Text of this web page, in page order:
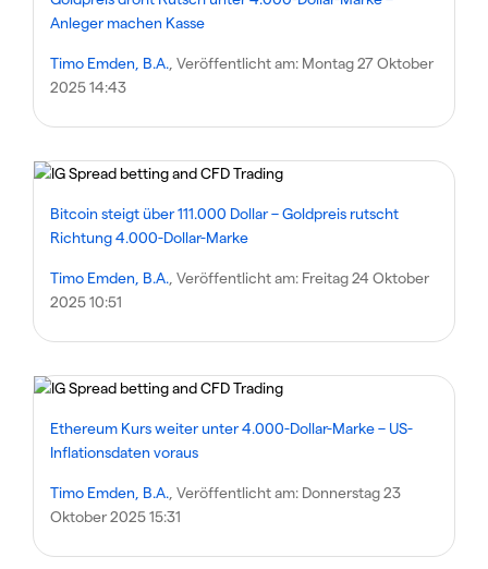
Anleger machen Kasse
Timo Emden, B.A. , Veröffentlicht am: Montag 27 Oktober
2025 14:43
Bitcoin steigt über 111.000 Dollar – Goldpreis rutscht
Richtung 4.000-Dollar-Marke
Timo Emden, B.A. , Veröffentlicht am: Freitag 24 Oktober
2025 10:51
Ethereum Kurs weiter unter 4.000-Dollar-Marke – US-
Inflationsdaten voraus
Timo Emden, B.A. , Veröffentlicht am: Donnerstag 23
Oktober 2025 15:31